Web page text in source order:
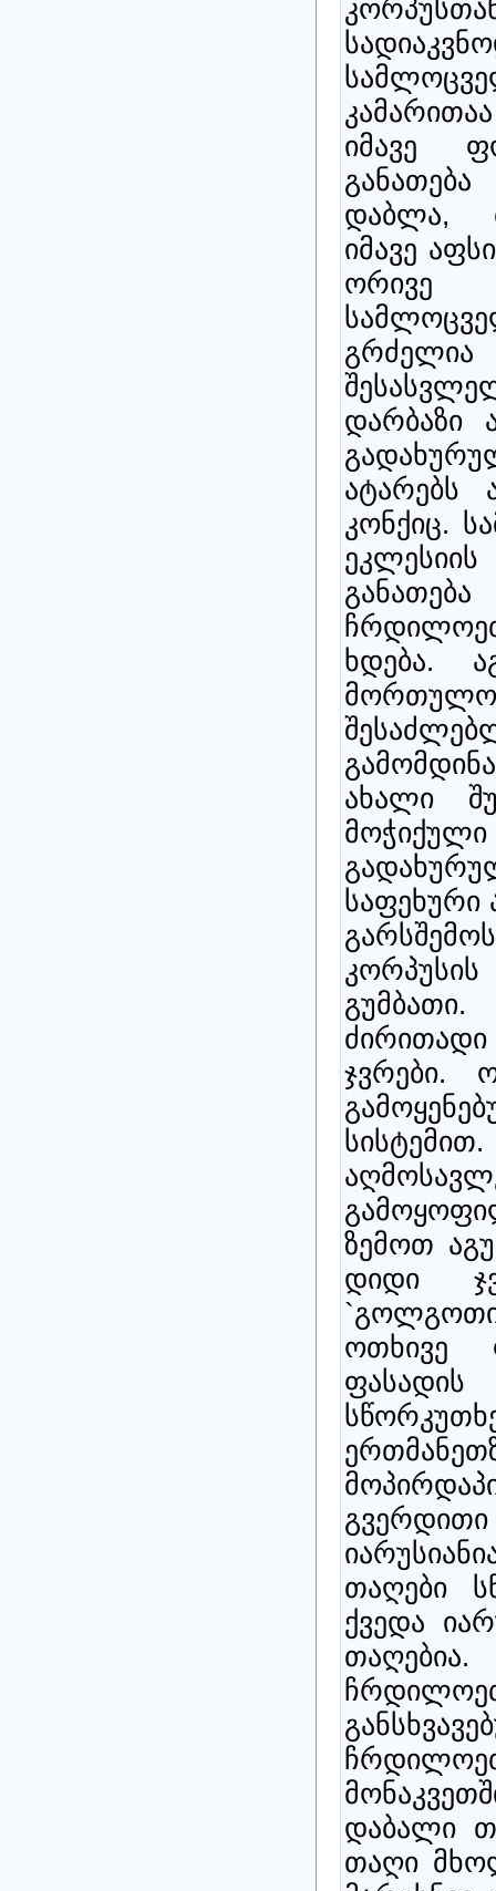
იმავე
დაბლა,
იმავე
ორივე
დარბაზი
ატარებს
კონქიც.
ხდება.
ახალი
საფეხური
ჯვრები.
ზემოთ
დიდი
ოთხივე
ფასადის
თაღები
ქვედა
დაბალი
თაღი